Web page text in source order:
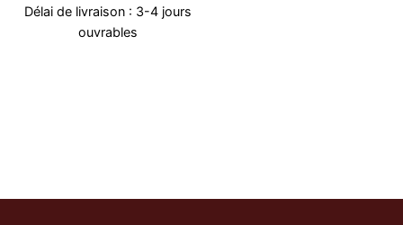
Délai de livraison : 3-4 jours
ouvrables